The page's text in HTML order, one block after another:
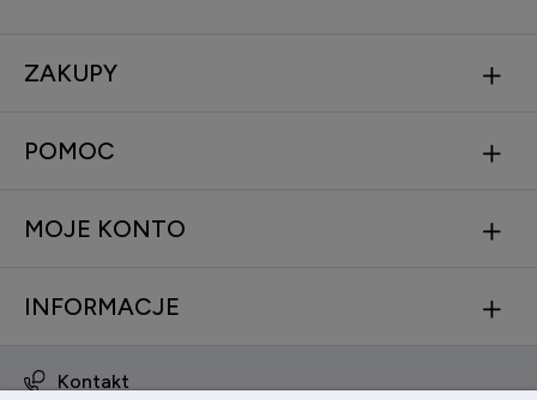
ZAKUPY
POMOC
MOJE KONTO
INFORMACJE
Kontakt